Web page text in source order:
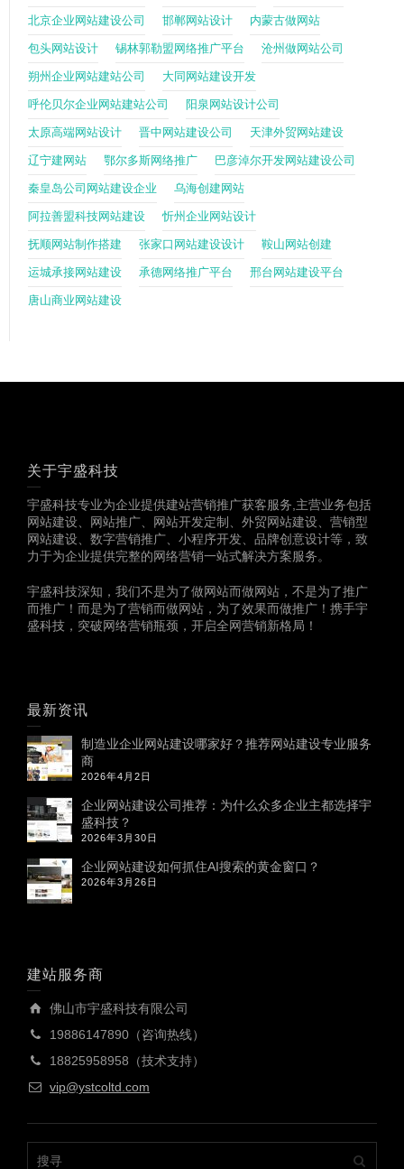
北京企业网站建设公司 邯郸网站设计 内蒙古做网站
包头网站设计 锡林郭勒盟网络推广平台 沧州做网站公司
朔州企业网站建站公司 大同网站建设开发
呼伦贝尔企业网站建站公司 阳泉网站设计公司
太原高端网站设计 晋中网站建设公司 天津外贸网站建设
辽宁建网站 鄂尔多斯网络推广 巴彦淖尔开发网站建设公司
秦皇岛公司网站建设企业 乌海创建网站
阿拉善盟科技网站建设 忻州企业网站设计
抚顺网站制作搭建 张家口网站建设设计 鞍山网站创建
运城承接网站建设 承德网络推广平台 邢台网站建设平台
唐山商业网站建设
关于宇盛科技
宇盛科技专业为企业提供建站营销推广获客服务,主营业务包括
网站建设、网站推广、网站开发定制、外贸网站建设、营销型
网站建设、数字营销推广、小程序开发、品牌创意设计等，致
力于为企业提供完整的网络营销一站式解决方案服务。
宇盛科技深知，我们不是为了做网站而做网站，不是为了推广
而推广！而是为了营销而做网站，为了效果而做推广！携手宇
盛科技，突破网络营销瓶颈，开启全网营销新格局！
最新资讯
制造业企业网站建设哪家好？推荐网站建设专业服务
商
2026年4月2日
企业网站建设公司推荐：为什么众多企业主都选择宇
盛科技？
2026年3月30日
企业网站建设如何抓住AI搜索的黄金窗口？
2026年3月26日
建站服务商
佛山市宇盛科技有限公司
19886147890（咨询热线）
18825958958（技术支持）
vip@ystcoltd.com